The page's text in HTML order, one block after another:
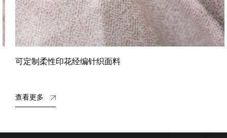
可定制柔性印花经编针织面料
查看更多